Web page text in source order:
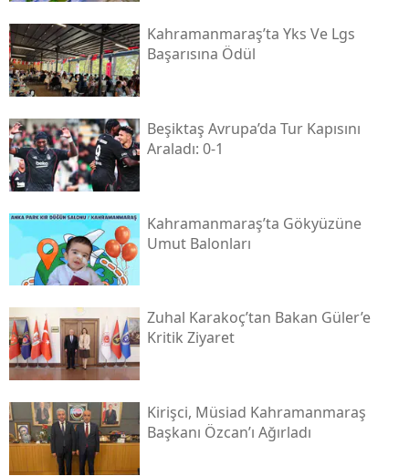
Kahramanmaraş’ta Yks Ve Lgs
Başarısına Ödül
Beşiktaş Avrupa’da Tur Kapısını
Araladı: 0-1
Kahramanmaraş’ta Gökyüzüne
Umut Balonları
Zuhal Karakoç’tan Bakan Güler’e
Kritik Ziyaret
Kirişci, Müsi̇ad Kahramanmaraş
Başkanı Özcan’ı Ağırladı